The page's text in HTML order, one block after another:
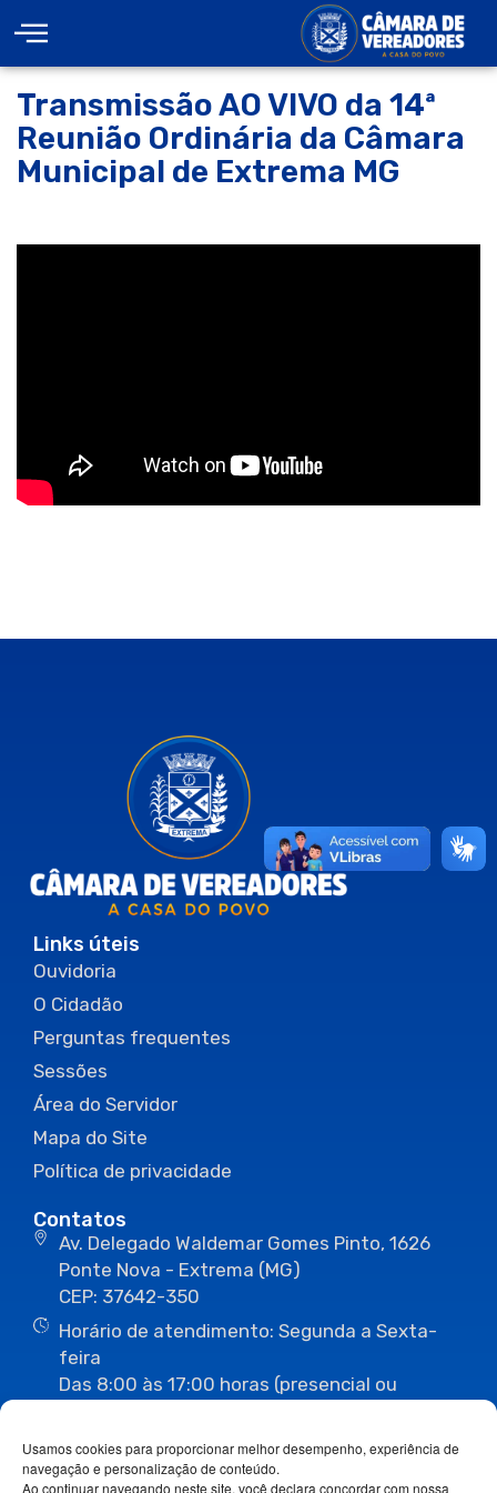
Usamos cookies para proporcionar melhor desempenho, experiência de
navegação e personalização de conteúdo.
Ao continuar navegando neste site, você declara concordar com nossa
Transmissão AO VIVO da 14ª
Reunião Ordinária da Câmara
Municipal de Extrema MG
Links úteis
Ouvidoria
O Cidadão
Perguntas frequentes
Sessões
Área do Servidor
Mapa do Site
Política de privacidade
Contatos
Av. Delegado Waldemar Gomes Pinto, 1626
Ponte Nova - Extrema (MG)
CEP: 37642-350
Horário de atendimento: Segunda a Sexta-
feira
Das 8:00 às 17:00 horas (presencial ou
(35) 3435-1112 (35) 3435-3063
ouvidoria@camaraextrema.mg.gov.br